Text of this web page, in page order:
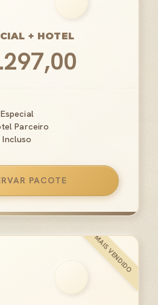
+ HOTEL
Parceiro
Incluso
PACOTE